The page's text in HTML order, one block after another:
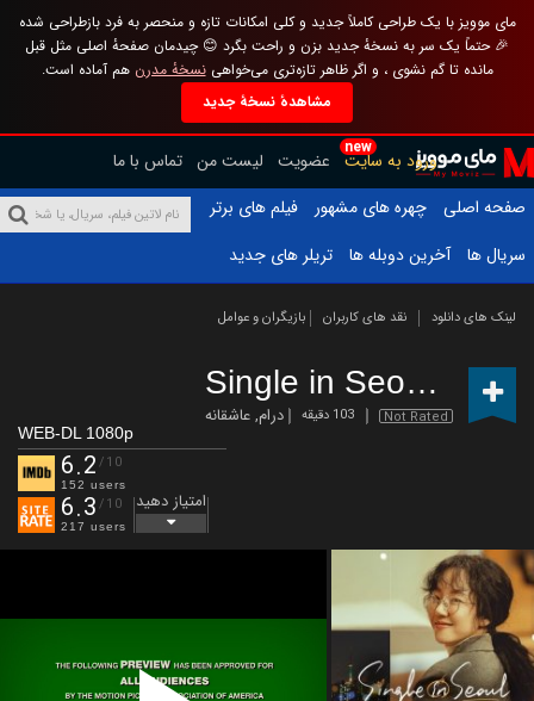
مای موویز با یک طراحی کاملاً جدید و کلی امکانات تازه و منحصر به فرد بازطراحی شده
🎉 حتماً یک سر به نسخهٔ جدید بزن و راحت بگرد 😊 چیدمان صفحهٔ اصلی مثل قبل
مانده تا گم نشوی ، و اگر ظاهر تازه‌تری می‌خواهینسخهٔ مدرن هم آماده است.
مشاهدهٔ نسخهٔ جدید
new
ورود به سایت عضویت لیست من تماس با ما
صفحه اصلی
چهره های مشهور
فیلم های برتر
سریال ها
آخرین دوبله ها تریلر های جدید
لینک های دانلود نقد های کاربران بازیگران و عوامل
Single in Seoul (2023)
Not Rated 103 دقیقه درام,عاشقانه
WEB-DL 1080p
6.2 /10
152 users
6.3 /10
217 users
امتیاز دهید